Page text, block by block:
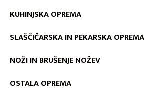
KUHINJSKA OPREMA
SLAŠČIČARSKA IN PEKARSKA OPREMA
NOŽI IN BRUŠENJE NOŽEV
OSTALA OPREMA